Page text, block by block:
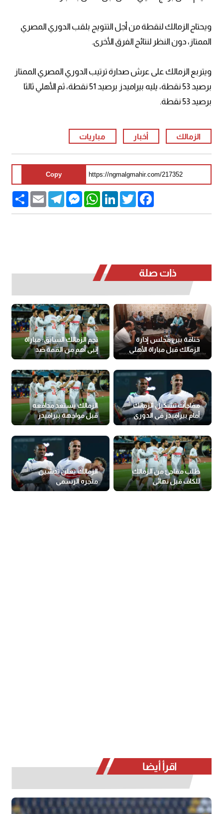
ويحتاج الزمالك لنقطة من أجل التتويج بلقب الدوري المصري
الممتاز، دون النظر لنتائج الفرق الأخرى.
ويتربع الزمالك على عرش صدارة ترتيب الدوري المصري الممتاز
برصيد 53 نقطة، يليه بيراميدز برصيد 51 نقطة، ثم الأهلي ثالثا
برصيد 53 نقطة.
الزمالك أخبار مباريات
Copy
Share Email
TelegramMessengerWhatsAppLinkedInTwitter
Facebook
ذات صلة
خناقة بين مجلس إدارة
الزمالك قبل مباراة الأهلي
نجم الزمالك السابق: مباراة
إنبي أهم من القمة ضد
الأهلي
مفاجآت تشكيل الزمالك
أمام بيراميدز في الدوري
الزمالك يستعد مدافعه
قبل مواجهة بيراميدز
طلب مفاجئ من الزمالك
للكاف قبل نهائي
الكونفدرالية
الزمالك يعلن تدشين
متجره الرسمي
اقرأ أيضا